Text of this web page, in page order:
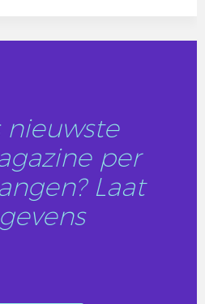
nieuwste
per
Laat